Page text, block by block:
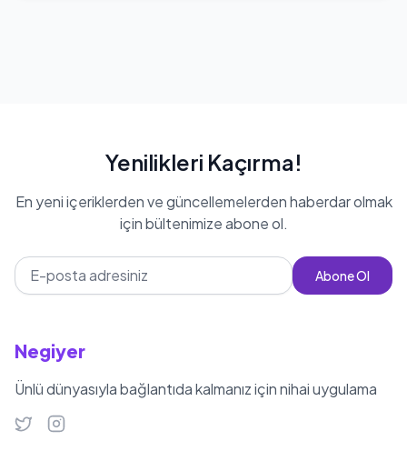
Yenilikleri Kaçırma!
En yeni içeriklerden ve güncellemelerden haberdar olmak
için bültenimize abone ol.
Abone Ol
Negiyer
Ünlü dünyasıyla bağlantıda kalmanız için nihai uygulama